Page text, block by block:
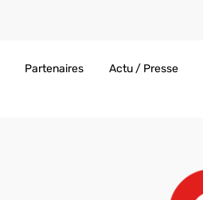
Partenaires Actu / Presse